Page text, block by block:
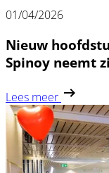
01/04/2026
Nieuw
Spinoy neemt
Lees meer